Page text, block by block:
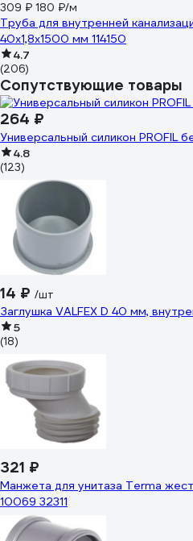
309 ₽ 180 ₽/м
Труба для внутренней
40x1,8x1500 мм 114150
4.7
(206)
Сопутствующие товары
264 ₽
Универсальный силикон PROFIL
4.8
(123)
14 ₽ /шт
Заглушка VALFEX D 40 мм,
5
(18)
321 ₽
Манжета для унитаза Terma
10069 32311